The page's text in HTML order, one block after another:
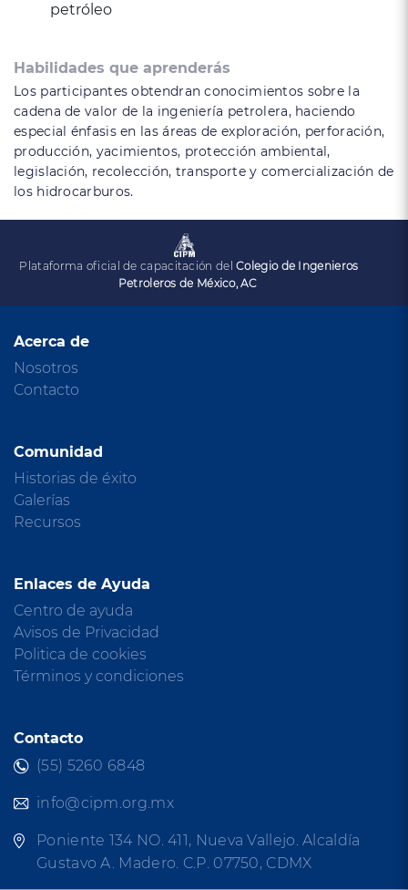
petróleo
Habilidades que aprenderás
Los participantes obtendran conocimientos sobre la
cadena de valor de la ingeniería petrolera, haciendo
especial énfasis en las áreas de exploración, perforación,
producción, yacimientos, protección ambiental,
legislación, recolección, transporte y comercialización de
los hidrocarburos.
Plataforma oficial de capacitación delColegio de Ingenieros
Petroleros de México, AC
Acerca de
Nosotros
Contacto
Comunidad
Historias de éxito
Galerías
Recursos
Enlaces de Ayuda
Centro de ayuda
Avisos de Privacidad
Politica de cookies
Términos y condiciones
Contacto
(55) 5260 6848
info@cipm.org.mx
Poniente 134 NO. 411, Nueva Vallejo. Alcaldía
Gustavo A. Madero. C.P. 07750, CDMX